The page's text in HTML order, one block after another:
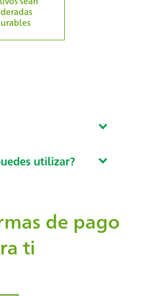
utilizar?
de pago
ti